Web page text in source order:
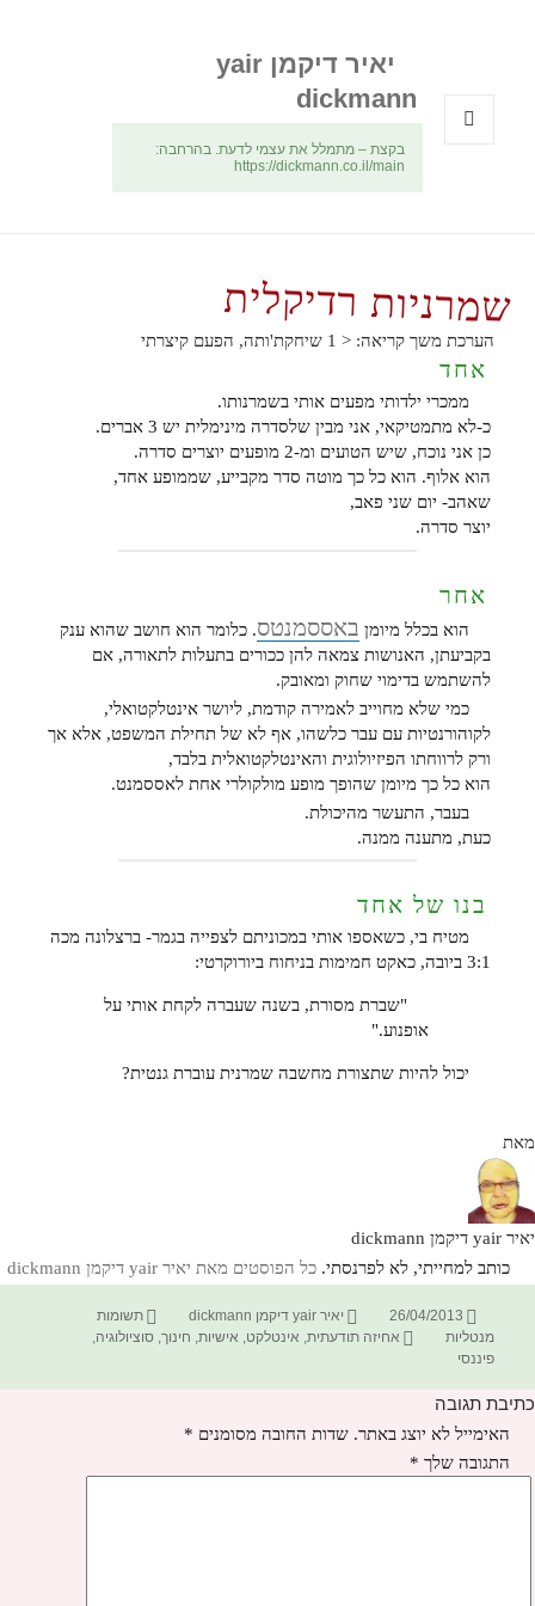
יאיר דיקמן yair
dickmann
בקצת – מתמלל את עצמי לדעת. בהרחבה:
https://dickmann.co.il/main
שמרניות רדיקלית
הערכת משך קריאה: < 1 שיחקת'ותה, הפעם קיצרתי
אחד
ממכרי ילדותי מפעים אותי בשמרנותו.
כ-לא מתמטיקאי, אני מבין שלסדרה מינימלית יש 3 אברים.
כן אני נוכח, שיש הטועים ומ-2 מופעים יוצרים סדרה.
הוא אלוף. הוא כל כך מוטה סדר מקבייע, שממופע אחד,
שאהב- יום שני פאב,
יוצר סדרה.
אחר
הוא בכלל מיומן באססמנטס. כלומר הוא חושב שהוא ענק
בקביעתן, האנושות צמאה להן ככורים בתעלות לתאורה, אם
להשתמש בדימוי שחוק ומאובק.
כמי שלא מחוייב לאמירה קודמת, ליושר אינטלקטואלי,
לקוהורנטיות עם עבר כלשהו, אף לא של תחילת המשפט, אלא אך
ורק לרווחתו הפיזיולוגית והאינטלקטואלית בלבד,
הוא כל כך מיומן שהופך מופע מולקולרי אחת לאססמנט.
בעבר, התעשר מהיכולת.
כעת, מתענה ממנה.
בנו של אחד
מטיח בי, כשאספו אותי במכוניתם לצפייה בגמר- ברצלונה מכה
3:1 ביובה, כאקט חמימות בניחוח ביורוקרטי:
"שברת מסורת, בשנה שעברה לקחת אותי על
אופנוע."
יכול להיות שתצורת מחשבה שמרנית עוברת גנטית?
מאת
יאיר yair דיקמן dickmann
כותב למחייתי, לא לפרנסתי. כל הפוסטים מאת יאיר yair דיקמן dickmann‏
פורסם
בתאריך
26/04/2013 מחבר
יאיר yair דיקמן dickmann קטגוריות
תשומות
מנטליות
תגיות
אחיזה תודעתית, אינטלקט, אישיות, חינוך,סוציולוגיה,
פיננסי
כתיבת תגובה
האימייל לא יוצג באתר. שדות החובה מסומנים *
התגובה שלך *